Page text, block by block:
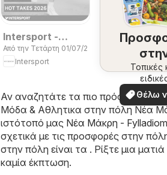
Intersport -
Kατάλογος
7/2026
Από την Τετάρτη 01/07/2026
Intersport
σας
Τοπικές
Θέλω
δω
Αν αναζητάτε τα πιο πρόσφατα
Μόδα & Aθλητικα στην πόλη Νέα
ιστότοπό μας Νέα Μάκρη -
σχετικά με τις προσφορές στην
στην πόλη είναι τα . Ρίξτε μια
καμία έκπτωση.